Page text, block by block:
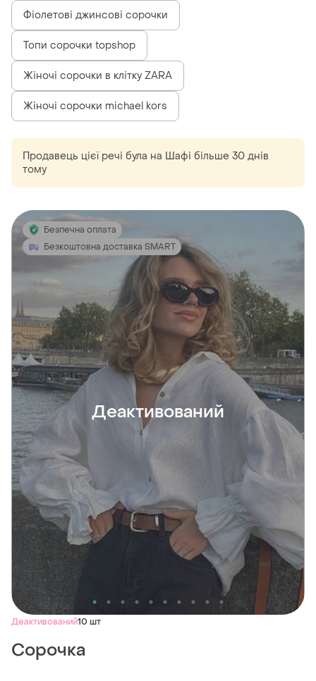
Фіолетові джинсові сорочки
Топи сорочки topshop
Жіночі сорочки в клітку ZARA
Жіночі сорочки michael kors
Продавець цієї речі була на Шафі більше 30 днів
тому
Безпечна оплата
Безкоштовна доставка SMART
Деактивований
Деактивований10 шт
Сорочка